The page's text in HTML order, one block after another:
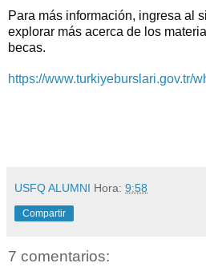
Para más información, ingresa al
explorar más acerca de los
becas.
https://www.turkiyeburslari.gov.tr/
USFQ ALUMNI Hora: 9:58
Compartir
7 comentarios: